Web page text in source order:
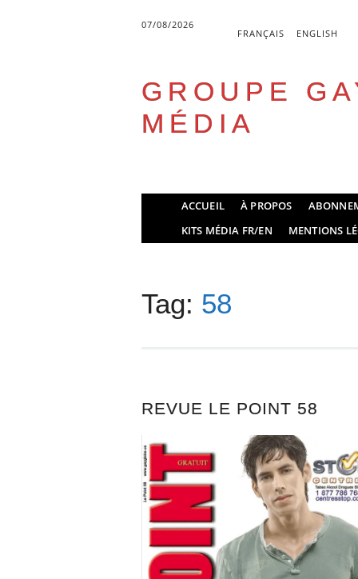
07/08/2026
FRANÇAIS ENGLISH
GROUPE
MÉDIA
Main menu
ACCUEIL À PROPOS
KITS MÉDIA FR/EN
MENTIONS
Tag: 58
REVUE LE POINT 58